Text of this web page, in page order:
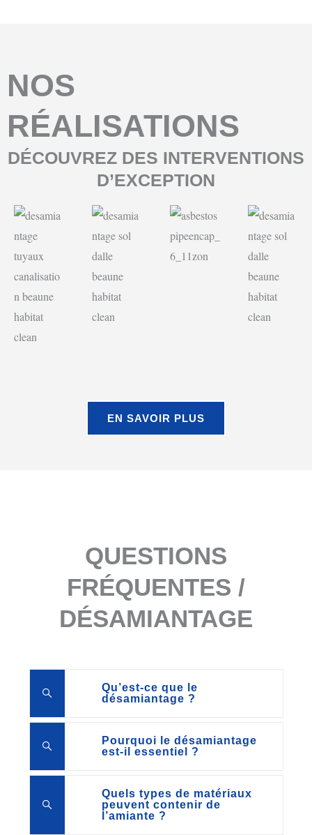
NOS
RÉALISATIONS
DÉCOUVREZ DES INTERVENTIONS
D’EXCEPTION
EN SAVOIR PLUS
QUESTIONS
FRÉQUENTES /
DÉSAMIANTAGE
Qu’est-ce que le
désamiantage ?
Pourquoi le désamiantage
est-il essentiel ?
Quels types de matériaux
peuvent contenir de
l’amiante ?